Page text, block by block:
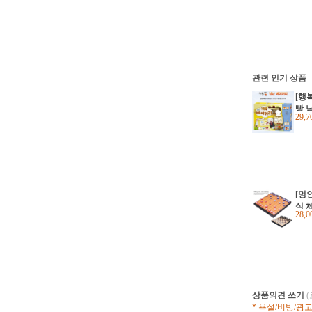
관련 인기 상품
[행
빵
드
[명
식
임 (
상품의견 쓰기 (
* 욕설/비방/광